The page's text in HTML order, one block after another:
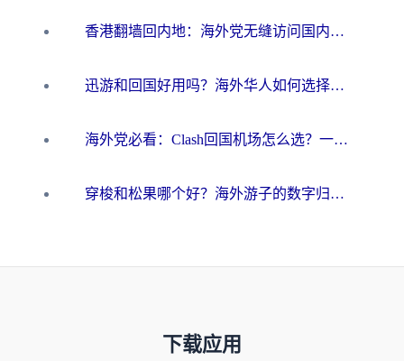
香港翻墙回内地：海外党无缝访问国内资源的加速器选择全攻略
迅游和回国好用吗？海外华人如何选择靠谱的回国加速器
海外党必看：Clash回国机场怎么选？一篇搞定无缝访问国内资源的全攻略
穿梭和松果哪个好？海外游子的数字归乡路，到底该怎么选
下载应用